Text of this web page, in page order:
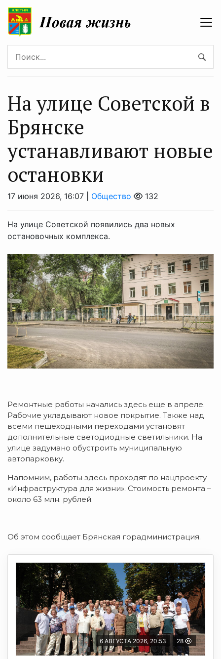
На улице Советской в
Брянске
устанавливают новые
остановки
17 июня 2026, 16:07 | Общество 132
На улице Советской появились два новых
остановочных комплекса.
Ремонтные работы начались здесь еще в апреле.
Рабочие укладывают новое покрытие. Также над
всеми пешеходными переходами установят
дополнительные светодиодные светильники. На
улице задумано обустроить муниципальную
автопарковку.
Напомним, работы здесь проходят по нацпроекту
«Инфраструктура для жизни». Стоимость ремонта –
около 63 млн. рублей.
Об этом сообщает Брянская горадминистрация.
6 АВГУСТА 2026, 20:53 28